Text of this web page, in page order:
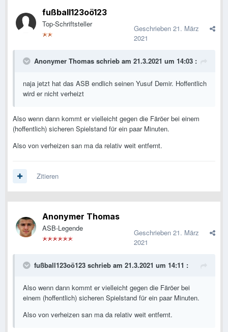
fußball123oö123
Top-Schriftsteller Geschrieben 21. März
2021
Anonymer Thomas schrieb am 21.3.2021 um 14:03 :
naja jetzt hat das ASB endlich seinen Yusuf Demir. Hoffentlich
wird er nicht verheizt
Also wenn dann kommt er vielleicht gegen die Färöer bei einem
(hoffentlich) sicheren Spielstand für ein paar Minuten.
Also von verheizen san ma da relativ weit entfernt.
Zitieren
Anonymer Thomas
ASB-Legende Geschrieben 21. März
2021
fußball123oö123 schrieb am 21.3.2021 um 14:11 :
Also wenn dann kommt er vielleicht gegen die Färöer bei
einem (hoffentlich) sicheren Spielstand für ein paar Minuten.
Also von verheizen san ma da relativ weit entfernt.